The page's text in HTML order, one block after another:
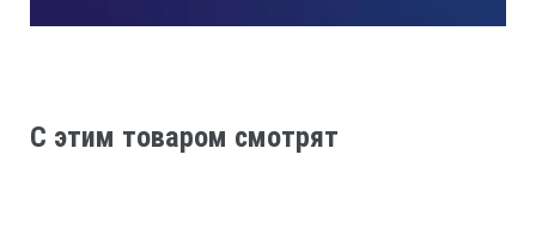
C этим товаром смотрят